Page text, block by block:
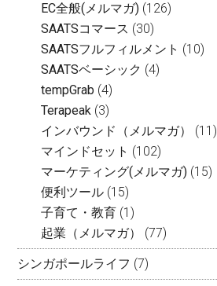
EC全般(メルマガ) (126)
SAATSコマース (30)
SAATSフルフィルメント (10)
SAATSベーシック (4)
tempGrab (4)
Terapeak (3)
インバウンド（メルマガ）
(11)
マインドセット (102)
マーケティング(メルマガ) (15)
便利ツール (15)
子育て・教育 (1)
起業（メルマガ）
(77)
シンガポールライフ (7)